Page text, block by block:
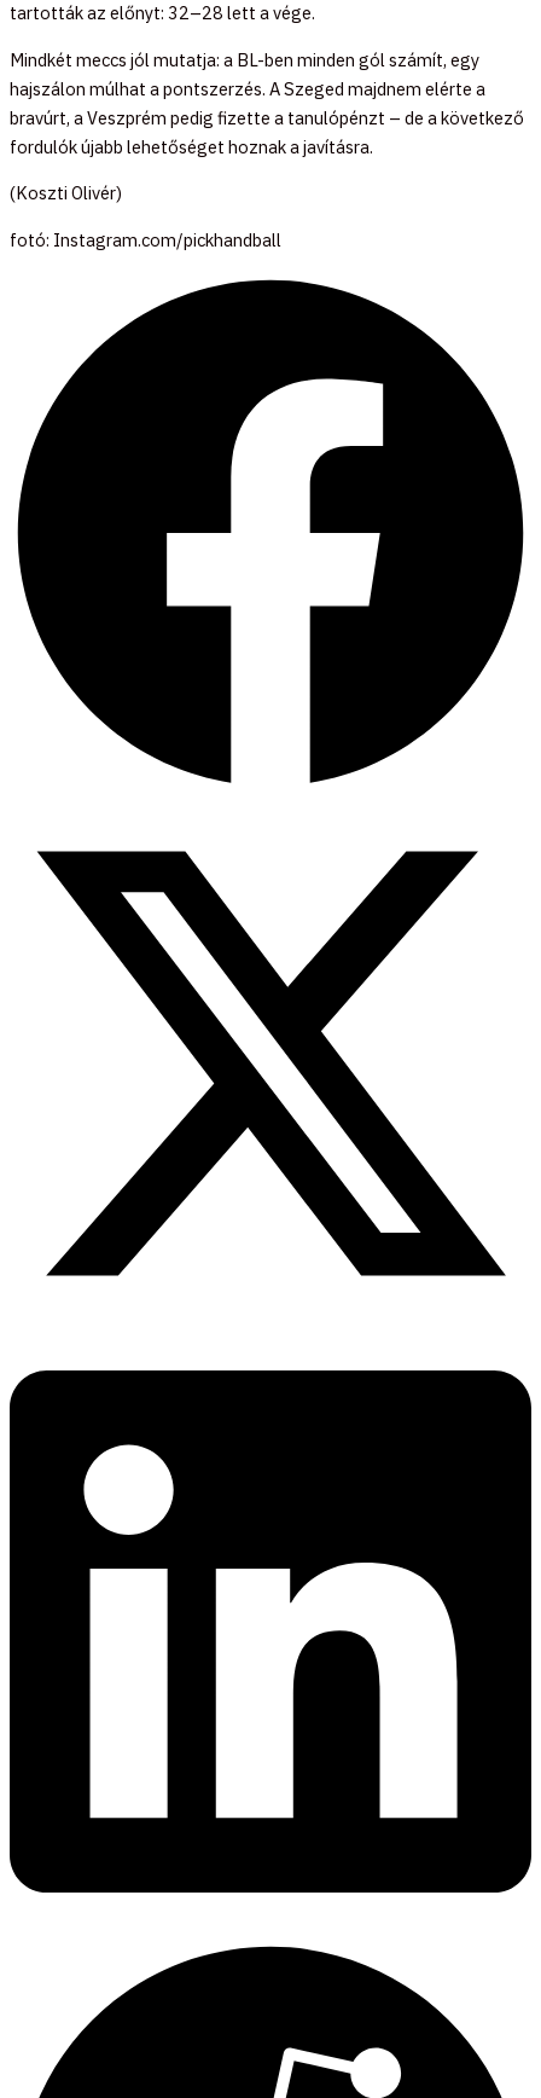
tartották az előnyt: 32–28 lett a vége.
Mindkét meccs jól mutatja: a BL-ben minden gól számít, egy
hajszálon múlhat a pontszerzés. A Szeged majdnem elérte a
bravúrt, a Veszprém pedig fizette a tanulópénzt – de a következő
fordulók újabb lehetőséget hoznak a javításra.
(Koszti Olivér)
fotó: Instagram.com/pickhandball